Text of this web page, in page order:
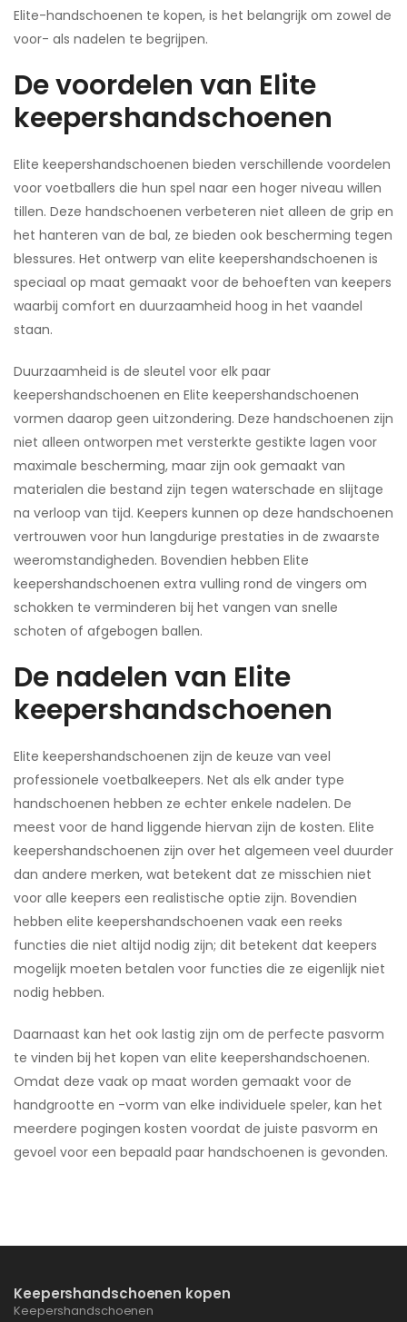
Elite-handschoenen te kopen, is het belangrijk om zowel de
voor- als nadelen te begrijpen.
De voordelen van Elite
keepershandschoenen
Elite keepershandschoenen bieden verschillende voordelen
voor voetballers die hun spel naar een hoger niveau willen
tillen. Deze handschoenen verbeteren niet alleen de grip en
het hanteren van de bal, ze bieden ook bescherming tegen
blessures. Het ontwerp van elite keepershandschoenen is
speciaal op maat gemaakt voor de behoeften van keepers
waarbij comfort en duurzaamheid hoog in het vaandel
staan.
Duurzaamheid is de sleutel voor elk paar
keepershandschoenen en Elite keepershandschoenen
vormen daarop geen uitzondering. Deze handschoenen zijn
niet alleen ontworpen met versterkte gestikte lagen voor
maximale bescherming, maar zijn ook gemaakt van
materialen die bestand zijn tegen waterschade en slijtage
na verloop van tijd. Keepers kunnen op deze handschoenen
vertrouwen voor hun langdurige prestaties in de zwaarste
weeromstandigheden. Bovendien hebben Elite
keepershandschoenen extra vulling rond de vingers om
schokken te verminderen bij het vangen van snelle
schoten of afgebogen ballen.
De nadelen van Elite
keepershandschoenen
Elite keepershandschoenen zijn de keuze van veel
professionele voetbalkeepers. Net als elk ander type
handschoenen hebben ze echter enkele nadelen. De
meest voor de hand liggende hiervan zijn de kosten. Elite
keepershandschoenen zijn over het algemeen veel duurder
dan andere merken, wat betekent dat ze misschien niet
voor alle keepers een realistische optie zijn. Bovendien
hebben elite keepershandschoenen vaak een reeks
functies die niet altijd nodig zijn; dit betekent dat keepers
mogelijk moeten betalen voor functies die ze eigenlijk niet
nodig hebben.
Daarnaast kan het ook lastig zijn om de perfecte pasvorm
te vinden bij het kopen van elite keepershandschoenen.
Omdat deze vaak op maat worden gemaakt voor de
handgrootte en -vorm van elke individuele speler, kan het
meerdere pogingen kosten voordat de juiste pasvorm en
gevoel voor een bepaald paar handschoenen is gevonden.
Keepershandschoenen kopen
Keepershandschoenen